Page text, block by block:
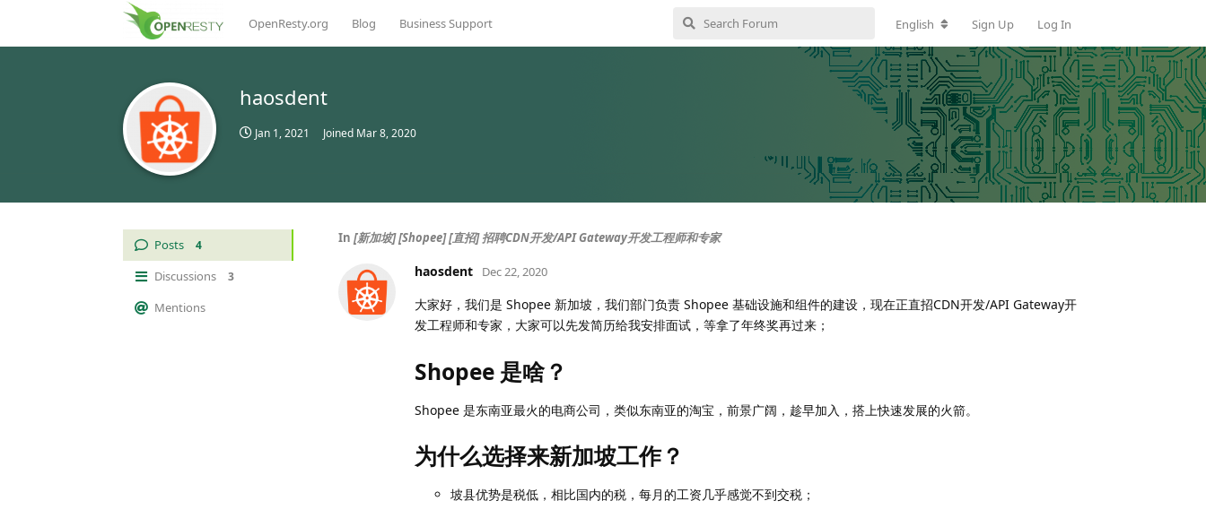
OpenResty.org Blog Business Support English Sign Up Log In
haosdent
Jan 1, 2021 Joined Mar 8, 2020
Posts 4
Discussions 3
Mentions
In [新加坡] [Shopee] [直招] 招聘CDN开发/API Gateway开发工程师和专家
haosdent Dec 22, 2020
大家好，我们是 Shopee 新加坡，我们部门负责 Shopee 基础设施和组件的建设，现在正直招CDN开发/API Gateway开
发工程师和专家，大家可以先发简历给我安排面试，等拿了年终奖再过来；
Shopee 是啥？
Shopee 是东南亚最火的电商公司，类似东南亚的淘宝，前景广阔，趁早加入，搭上快速发展的火箭。
为什么选择来新加坡工作？
坡县优势是税低，相比国内的税，每月的工资几乎感觉不到交税；